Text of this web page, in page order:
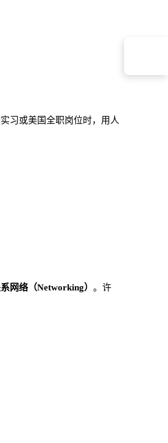
习或美国全职岗位时，用人
网络（Networking） 。许